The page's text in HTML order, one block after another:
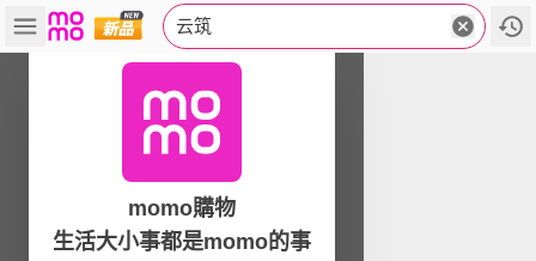
云筑
momo購物
生活大小事都是momo的事